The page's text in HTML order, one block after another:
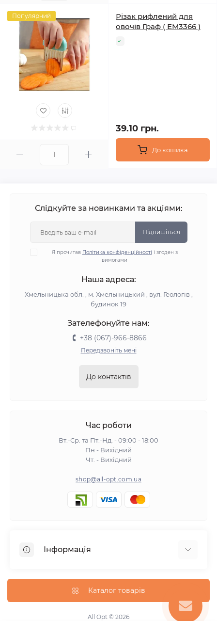
Популярний
Різак рифлений для
овочів Граф ( ЕМ3366 )
39.10 грн.
До кошика
Слідкуйте за новинками та акціями:
Підпишіться
Я прочитав Політика конфіденційності і згоден з
вимогами
Наша адреса:
Хмельницька обл. , м. Хмельницький , вул. Геологів ,
будинок 19
Зателефонуйте нам:
+38 (067)-966-8866
Передзвоніть мені
До контактів
Час роботи
Вт.-Ср. та Пт.-Нд. - 09:00 - 18:00
Пн - Вихідний
Чт. - Вихідний
shop@all-opt.com.ua
Інформація
Оплата та доставка
Повернення та обмін
Політика конфіденційності
Каталог товарів
All Opt © 2026